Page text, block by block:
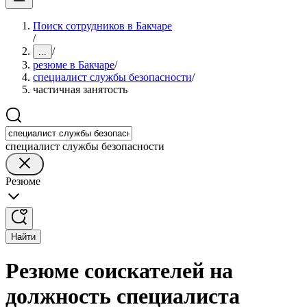
Поиск сотрудников в Бакчаре
/
... /
резюме в Бакчаре/
специалист службы безопасности/
частичная занятость
специалист службы безопасности
Резюме
Найти
Резюме соискателей на
должность специалиста